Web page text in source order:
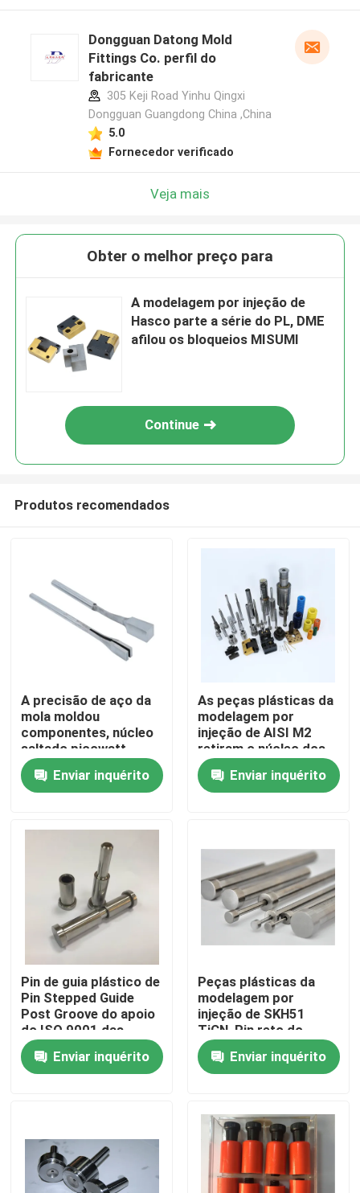
Casa
Quem Somos
Contatos
Produtos
peças do molde da precisão
Peças plásticas da modelagem por injeção
Pinos e luvas do ejetor
Pinos e buchas de guia
Dongguan Datong Mold
Fittings Co. perfil do
fabricante
305 Keji Road Yinhu Qingxi
Dongguan Guangdong China ,China
5.0
Fornecedor verificado
Veja mais
Obter o melhor preço para
A modelagem por injeção de
Hasco parte a série do PL, DME
afilou os bloqueios MISUMI
Continue
Produtos recomendados
A precisão de aço da
mola moldou
componentes, núcleo
saltado picowatt
plástico da
modelagem por
injeção
Enviar inquérito
As peças plásticas da
modelagem por
injeção de AISI M2
retiram o núcleo dos
pinos, pinos de aço de
alta velocidade do
núcleo da precisão do
Enviar inquérito
Pin de guia plástico de
Pin Stepped Guide
Post Groove do apoio
do ISO 9001 das
peças da modelagem
por injeção de ASTM
Enviar inquérito
Peças plásticas da
modelagem por
injeção de SKH51
TiCN, Pin reto do
ejetor da nitruração
Enviar inquérito